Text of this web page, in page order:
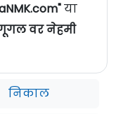
या
वर नेहमी
निकाल